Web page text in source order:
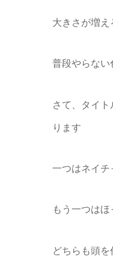
大きさが増え
普段やらない
さて、タイ
ります
一つはネイチ
もう一つは
どちらも頭